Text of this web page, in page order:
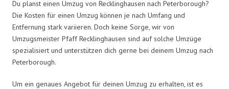
Du planst einen Umzug von Recklinghausen nach Peterborough?
Die Kosten für einen Umzug können je nach Umfang und
Entfernung stark variieren. Doch keine Sorge, wir von
Umzugsmeister Pfaff Recklinghausen sind auf solche Umzüge
spezialisiert und unterstützen dich gerne bei deinem Umzug nach
Peterborough.
Um ein genaues Angebot für deinen Umzug zu erhalten, ist es